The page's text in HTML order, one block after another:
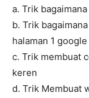
a. Trik
b. Trik
halaman 1 google
c. Trik membuat
keren
d. Trik Membuat